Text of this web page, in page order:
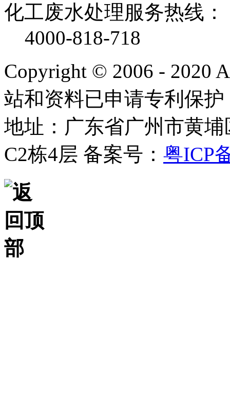
化工废水处理服务热线：
4000-818-718
Copyright © 2006 - 2020
站和资料已申请专利保
地址：广东省广州市黄
C2栋4层 备案号： 粤ICP